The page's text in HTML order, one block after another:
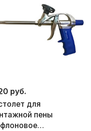
руб.
для
пены